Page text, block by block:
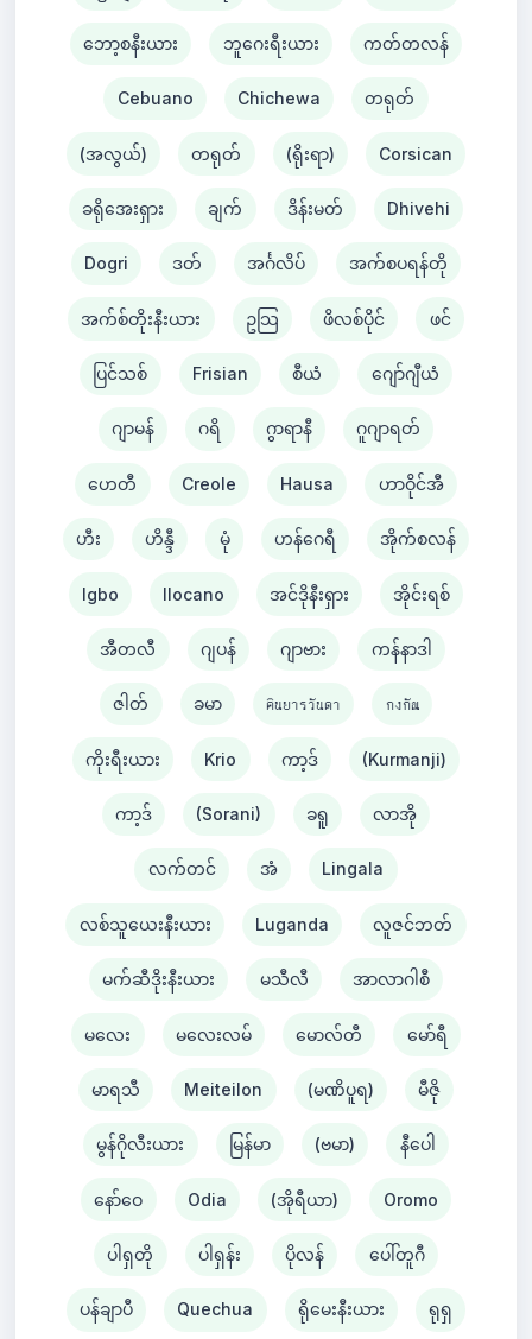
ဘော့စနီးယား ဘူဂေးရီးယား ကတ်တလန်
Cebuano Chichewa တရုတ်
(အလွယ်) တရုတ် (ရိုးရာ) Corsican
ခရိုအေးရှား ချက် ဒိန်းမတ် Dhivehi
Dogri ဒတ် အင်္ဂလိပ် အက်စပရန်တို
အက်စ်တိုးနီးယား ဥသြ ဖိလစ်ပိုင် ဖင်
ပြင်သစ် Frisian စီယံ ​​ ဂျော်ဂျီယံ
ဂျာမန် ဂရိ ဂွာရာနီ ဂူဂျာရတ်
ဟေတီ Creole Hausa ဟာဝိုင်အီ
ဟီး ဟိန္ဒီ မုံ ဟန်ဂေရီ အိုက်စလန်
Igbo Ilocano အင်ဒိုနီးရှား အိုင်းရစ်
အီတလီ ဂျပန် ဂျာဗား ကန်နာဒါ
ဇါတ် ခမာ คินยารวันดา กงกัณ
ကိုးရီးယား Krio ကာ့ဒ် (Kurmanji)
ကာ့ဒ် (Sorani) ခရူ လာအို
လက်တင် အံ Lingala
လစ်သူယေးနီးယား Luganda လူဇင်ဘတ်
မက်ဆီဒိုးနီးယား မသီလီ အာလာဂါစီ
မလေး မလေးလမ် မောလ်တီ မော်ရီ
မာရသီ Meiteilon (မဏိပူရ) မီဇို
မွန်ဂိုလီးယား မြန်မာ (ဗမာ) နီပေါ
နော်ဝေ Odia (အိုရီယာ) Oromo
ပါရှတို ပါရှန်း ပိုလန် ပေါ်တူဂီ
ပန်ချာပီ Quechua ရိုမေးနီးယား ရုရှ